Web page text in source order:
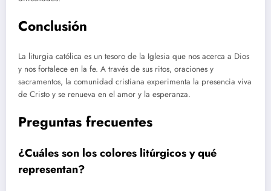
Conclusión
La liturgia católica es un tesoro de la Iglesia que nos acerca a Dios
y nos fortalece en la fe. A través de sus ritos, oraciones y
sacramentos, la comunidad cristiana experimenta la presencia viva
de Cristo y se renueva en el amor y la esperanza.
Preguntas frecuentes
¿Cuáles son los colores litúrgicos y qué
representan?